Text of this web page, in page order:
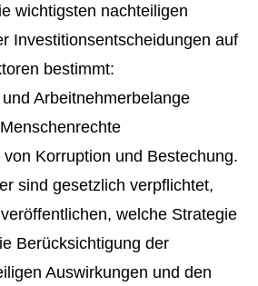
wichtigsten nachteiligen
Investitionsentscheidungen auf
bestimmt:
Arbeitnehmerbelange
Korruption und Bestechung.
sind gesetzlich verpflichtet,
welche Strategie
Berücksichtigung der
Auswirkungen und den